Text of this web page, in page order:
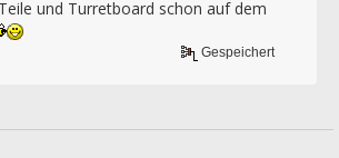
und Turretboard schon auf dem
Gespeichert